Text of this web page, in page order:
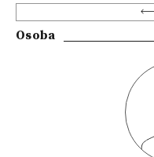
Osoba